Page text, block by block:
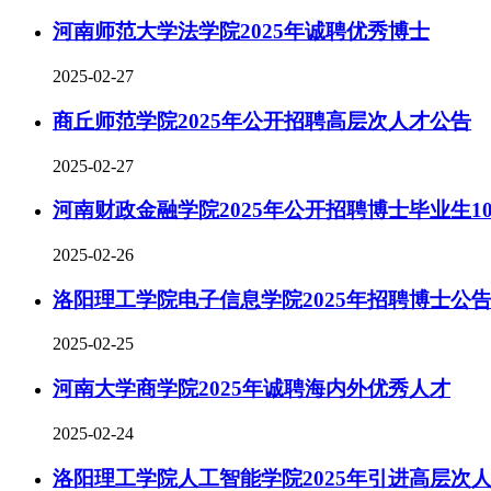
河南师范大学法学院2025年诚聘优秀博士
2025-02-27
商丘师范学院2025年公开招聘高层次人才公告
2025-02-27
河南财政金融学院2025年公开招聘博士毕业生
2025-02-26
洛阳理工学院电子信息学院2025年招聘博士公告
2025-02-25
河南大学商学院2025年诚聘海内外优秀人才
2025-02-24
洛阳理工学院人工智能学院2025年引进高层次